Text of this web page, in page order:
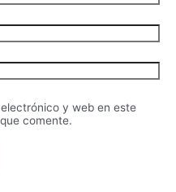
y web en este
comente.